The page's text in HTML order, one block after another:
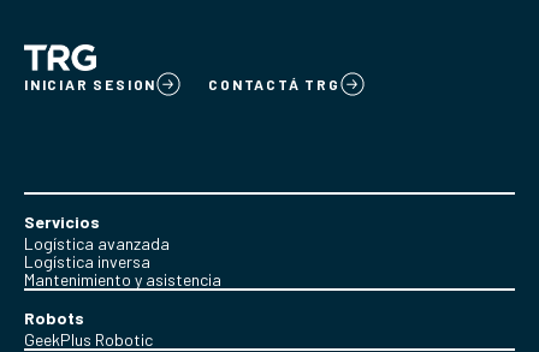
INICIAR SESION CONTACTÁ TRG
Servicios
Logística avanzada
Logística inversa
Mantenimiento y asistencia
Robots
GeekPlus Robotic